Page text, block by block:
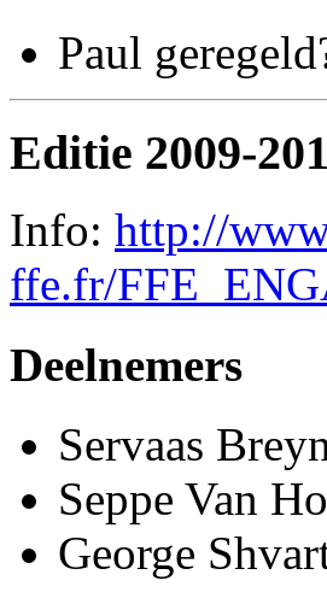
Paul
Editie 2009-
Info: http://
ffe.fr/
Deelnemers
Servaas
Seppe Van
George